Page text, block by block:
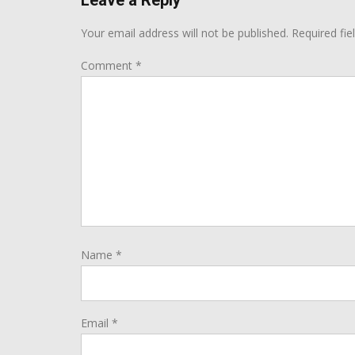
Your email address will not be published. Required
Comment *
Name *
Email *